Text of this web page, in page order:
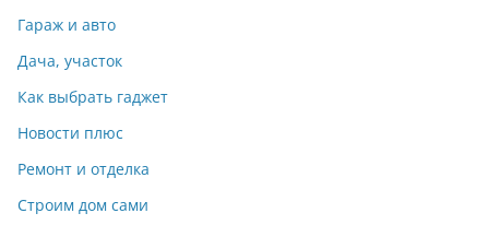
Гараж и авто
Дача, участок
Как выбрать гаджет
Новости плюс
Ремонт и отделка
Строим дом сами